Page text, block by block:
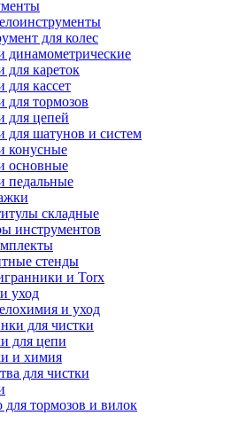
для колес
динамометрические
для кареток
кассет
для тормозов
для цепей
для шатунов и систем
конусные
основные
педальные
складные
инструментов
стенды
и Torx
уход
и уход
для чистки
для цепи
и химия
для чистки
для тормозов и вилок